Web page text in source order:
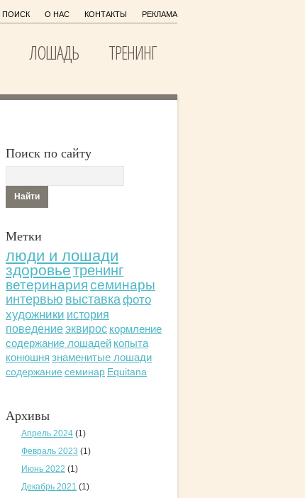
ПОИСК О НАС КОНТАКТЫ РЕКЛАМА
ЛОШАДЬ ТРЕНИНГ
Поиск по сайту
Метки
люди и лошади
здоровьетренинг
ветеринариясеминары
интервью выставкафото
художники история
поведениеэквирос кормление
содержание лошадей копыта
конюшня знаменитые лошади
содержание семинар Equitana
Архивы
Апрель 2024 (1)
Февраль 2023 (1)
Июнь 2022 (1)
Декабрь 2021 (1)